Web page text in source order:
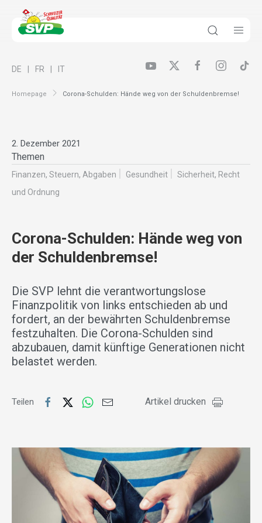
Homepage Corona-Schulden: Hände weg von der Schuldenbremse!
DE FR IT
2. Dezember 2021
Themen
Finanzen, Steuern, Abgaben Gesundheit
Sicherheit, Recht
und Ordnung
Corona-Schulden: Hände weg von
der Schuldenbremse!
Die SVP lehnt die verantwortungslose
Finanzpolitik von links entschieden ab und
fordert, an der bewährten Schuldenbremse
festzuhalten. Die Corona-Schulden sind
abzubauen, damit künftige Generationen nicht
belastet werden.
Teilen Artikel drucken